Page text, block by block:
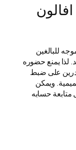
للبالغين
18 عامًا وما بعد. لذا يمنع حضوره
على ضبط
ويمكن
حسابه